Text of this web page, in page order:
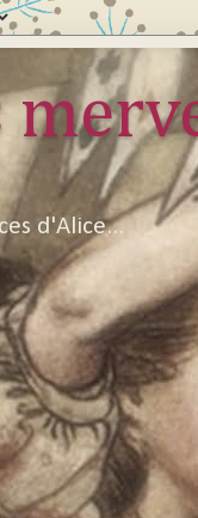
d'Alice...